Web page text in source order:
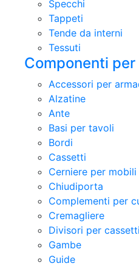
Specchi
Tappeti
Tende da interni
Tessuti
Componenti per
Accessori per
Alzatine
Ante
Basi per tavoli
Bordi
Cassetti
Cerniere per mobili
Chiudiporta
Complementi per
Cremagliere
Divisori per cassetti
Gambe
Guide